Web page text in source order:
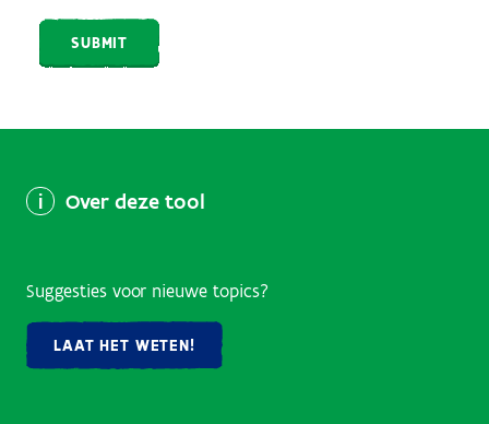
Over deze tool
Suggesties voor nieuwe topics?
LAAT HET WETEN!